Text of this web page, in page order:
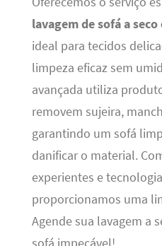
lavagem de sofá a seco
ideal para tecidos
limpeza eficaz sem
avançada utiliza
removem sujeira,
garantindo um sofá
danificar o material.
experientes e
proporcionamos uma
Agende sua lavagem a